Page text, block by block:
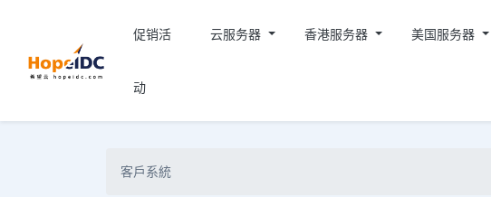
促销活
动
云服务器 香港服务器 美国服务器
客戶系統